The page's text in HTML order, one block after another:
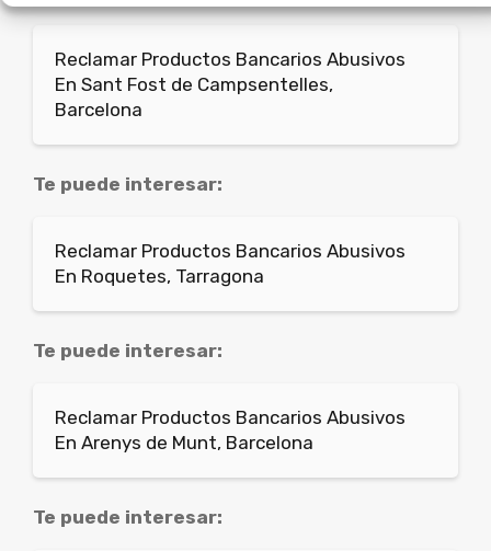
Reclamar Productos Bancarios Abusivos
En Sant Fost de Campsentelles,
Barcelona
Te puede interesar:
Reclamar Productos Bancarios Abusivos
En Roquetes, Tarragona
Te puede interesar:
Reclamar Productos Bancarios Abusivos
En Arenys de Munt, Barcelona
Te puede interesar: